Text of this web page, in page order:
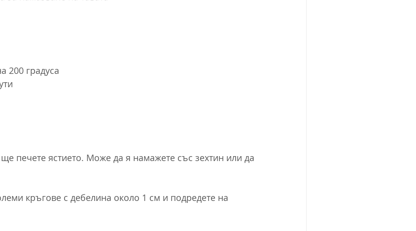
200 градуса
ще печете ястието. Може да я намажете със зехтин или да
кръгове с дебелина около 1 см и подредете на